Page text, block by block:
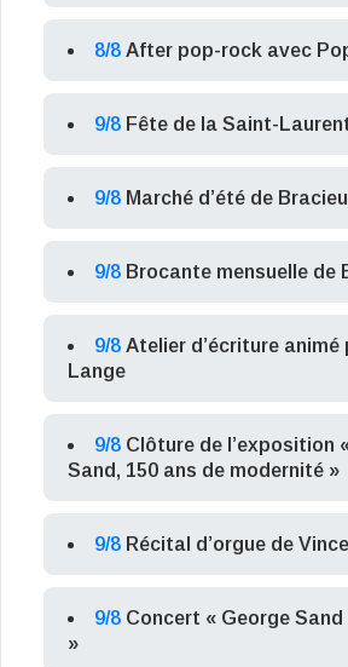
8/8 After pop-rock avec
9/8 Fête de la Saint-
9/8 Marché d’été de
9/8 Brocante mensuelle de
9/8 Atelier d’écriture animé
Lange
9/8 Clôture de l’exposition
Sand, 150 ans de modernité »
9/8 Récital d’orgue de
9/8 Concert « George
»